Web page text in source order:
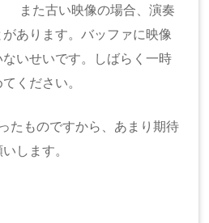
また古い映像の場合、演奏
あります。バッファに映像
いせいです。しばらく一時
ください。
たものですから、あまり期待
します。